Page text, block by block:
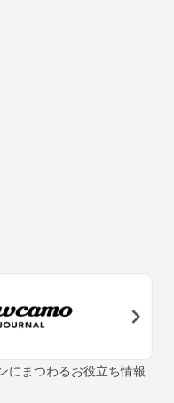
にまつわるお役立ち情報